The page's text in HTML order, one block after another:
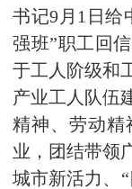
书记9月1日给
强班”职工回
于工人阶级和
产业工人队伍
精神、劳动精
业，团结带领
城市新活力、